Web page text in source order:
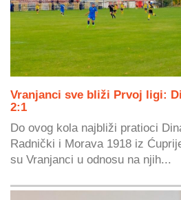
Vranjanci sve bliži Prvoj ligi:
2:1
Do ovog kola najbliži pratioci
Radnički i Morava 1918 iz
su Vranjanci u odnosu na njih...